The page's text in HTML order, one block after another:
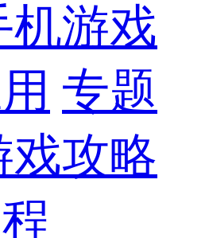
机游戏
专题
戏攻略